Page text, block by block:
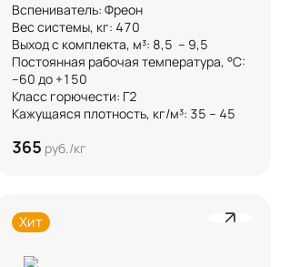
Вспениватель: Фреон
Вес системы, кг: 470
Выход с комплекта, м³: 8,5  – 9,5
Постоянная рабочая температура, °C:
–60 до +150
Класс горючести: Г2
Кажущаяся плотность, кг/м³: 35 – 45
365 руб./кг
Хит